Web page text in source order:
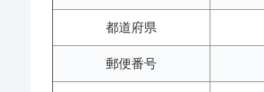
都道府県
郵便番号